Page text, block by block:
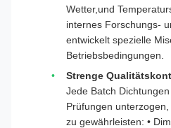
Wetter,und
internes Forschungs-
entwickelt spezielle
Betriebsbedingungen.
Strenge
Jede Batch
Prüfungen
zu gewährleisten: •